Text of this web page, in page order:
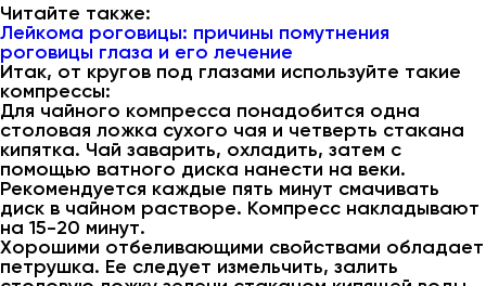
Читайте также:
Лейкома роговицы: причины помутнения
роговицы глаза и его лечение
Итак, от кругов под глазами используйте такие
компрессы:
Для чайного компресса понадобится одна
столовая ложка сухого чая и четверть стакана
кипятка. Чай заварить, охладить, затем с
помощью ватного диска нанести на веки.
Рекомендуется каждые пять минут смачивать
диск в чайном растворе. Компресс накладывают
на 15-20 минут.
Хорошими отбеливающими свойствами обладает
петрушка. Ее следует измельчить, залить